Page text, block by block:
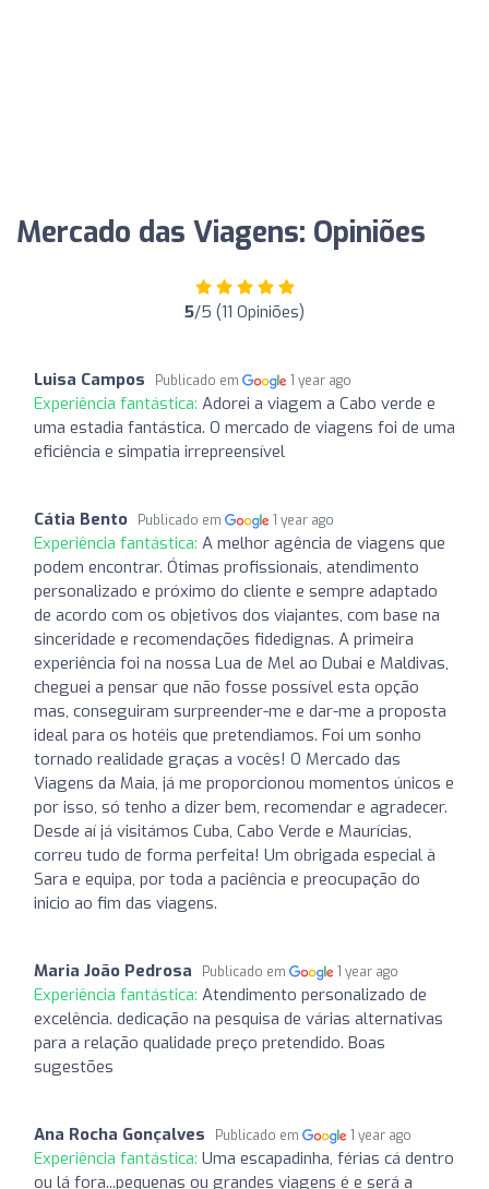
Mercado das Viagens: Opiniões
5/5 (11 Opiniões)
Luisa Campos Publicado em 1 year ago
Experiência fantástica: Adorei a viagem a Cabo verde e
uma estadia fantástica. O mercado de viagens foi de uma
eficiência e simpatia irrepreensível
Cátia Bento Publicado em 1 year ago
Experiência fantástica: A melhor agência de viagens que
podem encontrar. Ótimas profissionais, atendimento
personalizado e próximo do cliente e sempre adaptado
de acordo com os objetivos dos viajantes, com base na
sinceridade e recomendações fidedignas. A primeira
experiência foi na nossa Lua de Mel ao Dubai e Maldivas,
cheguei a pensar que não fosse possível esta opção
mas, conseguiram surpreender-me e dar-me a proposta
ideal para os hotéis que pretendiamos. Foi um sonho
tornado realidade graças a vocês! O Mercado das
Viagens da Maia, já me proporcionou momentos únicos e
por isso, só tenho a dizer bem, recomendar e agradecer.
Desde aí já visitámos Cuba, Cabo Verde e Maurícias,
correu tudo de forma perfeita! Um obrigada especial à
Sara e equipa, por toda a paciência e preocupação do
inicio ao fim das viagens.
Maria João Pedrosa Publicado em 1 year ago
Experiência fantástica: Atendimento personalizado de
excelência. dedicação na pesquisa de várias alternativas
para a relação qualidade preço pretendido. Boas
sugestões
Ana Rocha Gonçalves Publicado em 1 year ago
Experiência fantástica: Uma escapadinha, férias cá dentro
ou lá fora...pequenas ou grandes viagens é e será a